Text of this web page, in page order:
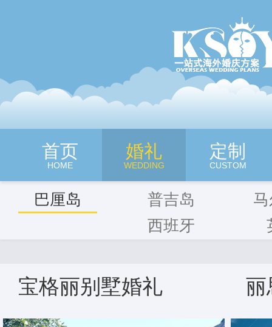
深圳旷世奇缘海外婚纱摄影
首页
HOME
婚礼
WEDDING
定制
CUSTOM
巴厘岛 普吉岛
西班牙
宝格丽别墅婚礼 丽